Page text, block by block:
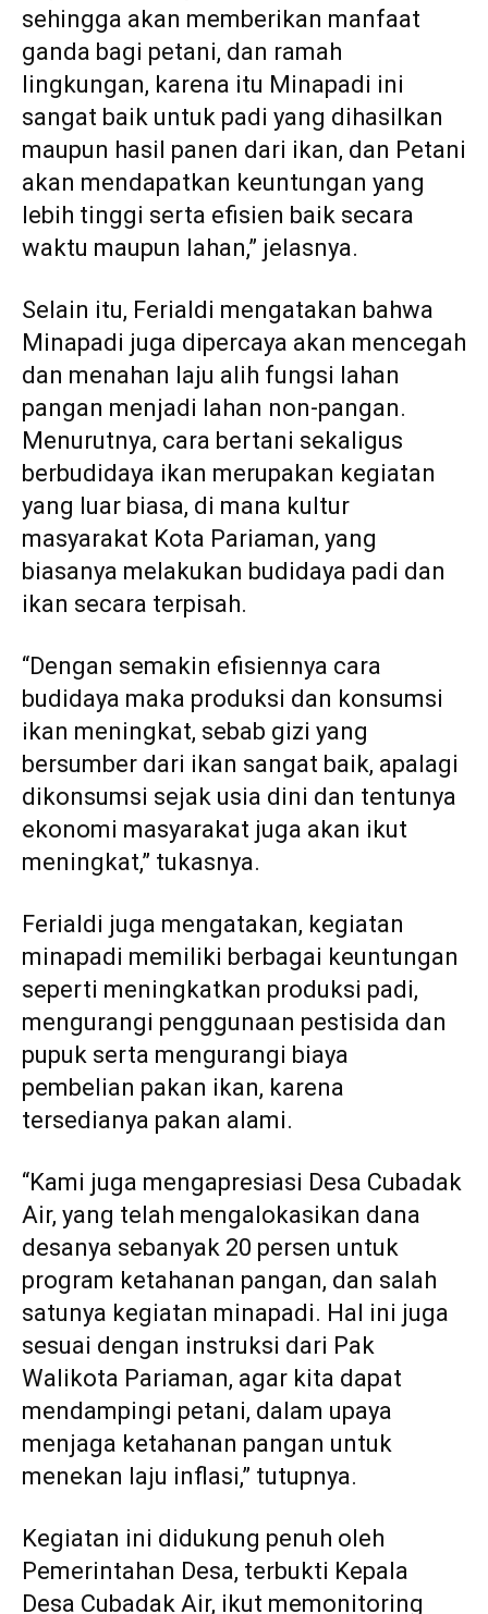
sehingga akan memberikan manfaat
ganda bagi petani, dan ramah
lingkungan, karena itu Minapadi ini
sangat baik untuk padi yang dihasilkan
maupun hasil panen dari ikan, dan Petani
akan mendapatkan keuntungan yang
lebih tinggi serta efisien baik secara
waktu maupun lahan,” jelasnya.
Selain itu, Ferialdi mengatakan bahwa
Minapadi juga dipercaya akan mencegah
dan menahan laju alih fungsi lahan
pangan menjadi lahan non-pangan.
Menurutnya, cara bertani sekaligus
berbudidaya ikan merupakan kegiatan
yang luar biasa, di mana kultur
masyarakat Kota Pariaman, yang
biasanya melakukan budidaya padi dan
ikan secara terpisah.
“Dengan semakin efisiennya cara
budidaya maka produksi dan konsumsi
ikan meningkat, sebab gizi yang
bersumber dari ikan sangat baik, apalagi
dikonsumsi sejak usia dini dan tentunya
ekonomi masyarakat juga akan ikut
meningkat,” tukasnya.
Ferialdi juga mengatakan, kegiatan
minapadi memiliki berbagai keuntungan
seperti meningkatkan produksi padi,
mengurangi penggunaan pestisida dan
pupuk serta mengurangi biaya
pembelian pakan ikan, karena
tersedianya pakan alami.
“Kami juga mengapresiasi Desa Cubadak
Air, yang telah mengalokasikan dana
desanya sebanyak 20 persen untuk
program ketahanan pangan, dan salah
satunya kegiatan minapadi. Hal ini juga
sesuai dengan instruksi dari Pak
Walikota Pariaman, agar kita dapat
mendampingi petani, dalam upaya
menjaga ketahanan pangan untuk
menekan laju inflasi,” tutupnya.
Kegiatan ini didukung penuh oleh
Pemerintahan Desa, terbukti Kepala
Desa Cubadak Air, ikut memonitoring